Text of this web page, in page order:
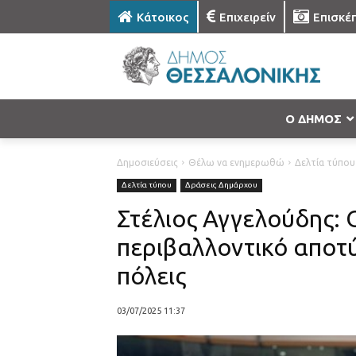
Κάτοικος Επιχειρείν
Ο ΔΗΜΟΣ
Δημοσιεύσεις Θέλω να ενημερωθώ Δελτία τύπου
Δελτία τύπου Δράσεις Δημάρχου
Στέλιος Αγγελούδης:
περιβαλλοντικό
πόλεις
03/07/2025 11:37